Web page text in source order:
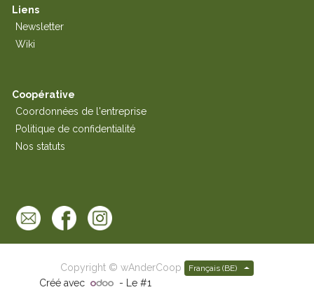
Liens
Newsletter
Wiki
Coopérative
Coordonnées de l'entreprise
Politique de confidentialité
Nos statuts
Copyright © wAnderCoop Français (BE)
Créé avec - Le #1